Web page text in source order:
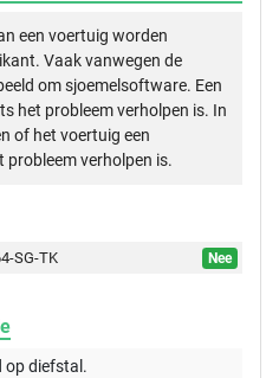
een voertuig worden
Vaak vanwegen de
om sjoemelsoftware. Een
het probleem verholpen is. In
of het voertuig een
verholpen is.
SG-TK
Nee
opdiefstal.